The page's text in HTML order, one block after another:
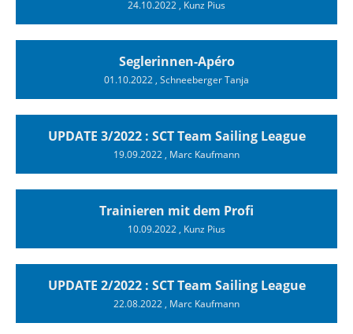
24.10.2022, Kunz Pius
Seglerinnen-Apéro
01.10.2022, Schneeberger Tanja
UPDATE 3/2022 : SCT Team Sailing League
19.09.2022, Marc Kaufmann
Trainieren mit dem Profi
10.09.2022, Kunz Pius
UPDATE 2/2022 : SCT Team Sailing League
22.08.2022, Marc Kaufmann